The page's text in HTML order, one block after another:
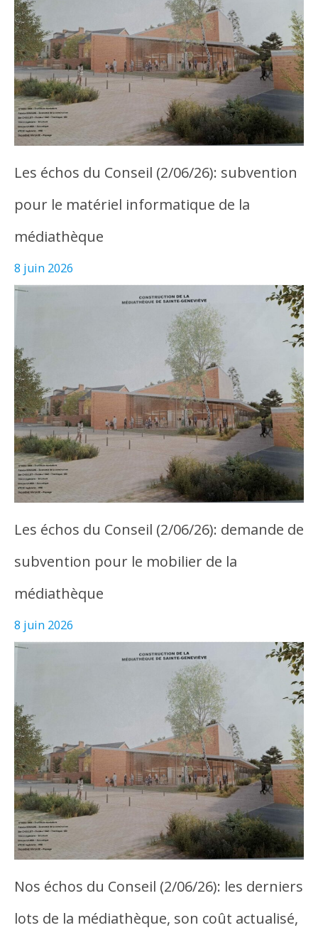
Les échos du Conseil (2/06/26): subvention
pour le matériel informatique de la
médiathèque
8 juin 2026
Les échos du Conseil (2/06/26): demande de
subvention pour le mobilier de la
médiathèque
8 juin 2026
Nos échos du Conseil (2/06/26): les derniers
lots de la médiathèque, son coût actualisé,